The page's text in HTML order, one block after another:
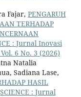
Fajar, PENGARUH
TERHADAP
: Jurnal Inovasi
6 No. 3 (2026)
Natalia
Sadiana Lase,
HASIL
SCIENCE : Jurnal